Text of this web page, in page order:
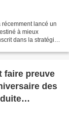
lancé un
à mieux
dans la stratégie
faire preuve
des